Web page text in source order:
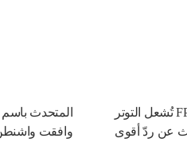
مسيّرة من طراز FPV تُشعل التوتر
عن ردّ أقوى
المتحدث باسم
وافقت